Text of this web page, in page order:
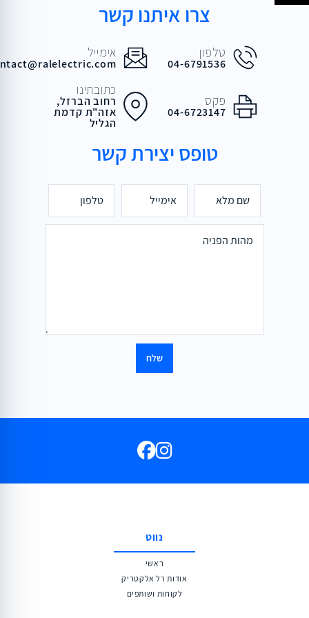
צרו איתנו קשר
טלפון
04-6791536
אימייל
פקס
04-6723147
כתובתינו
רחוב הברזל,
אזה"ת קדמת
הגליל
טופס יצירת קשר
נווט
ראשי
אודות רל אלקטריק
לקוחות ושותפים